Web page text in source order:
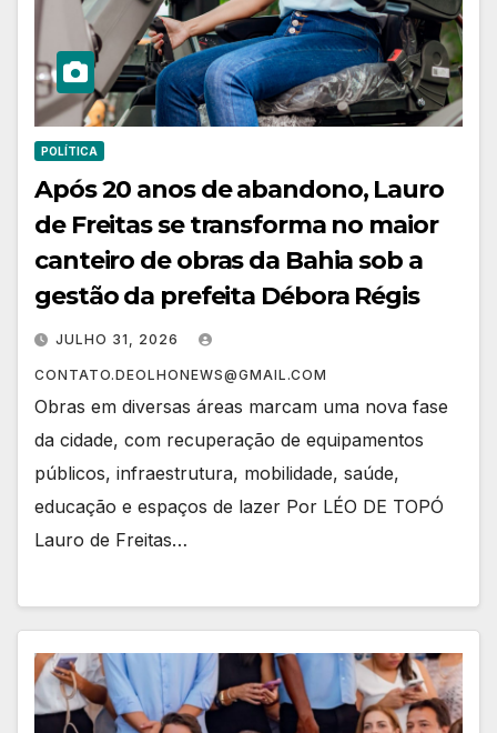
POLÍTICA
Após 20 anos de abandono, Lauro
de Freitas se transforma no maior
canteiro de obras da Bahia sob a
gestão da prefeita Débora Régis
JULHO 31, 2026
CONTATO.DEOLHONEWS@GMAIL.COM
Obras em diversas áreas marcam uma nova fase
da cidade, com recuperação de equipamentos
públicos, infraestrutura, mobilidade, saúde,
educação e espaços de lazer Por LÉO DE TOPÓ
Lauro de Freitas…